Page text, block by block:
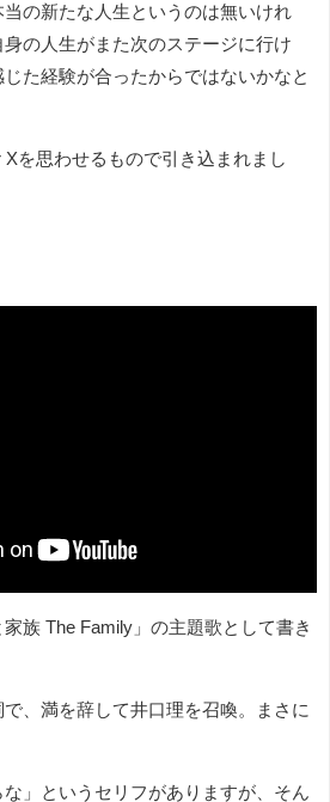
の新たな人生というのは無いけれ
の人生がまた次のステージに行け
た経験が合ったからではないかなと
を思わせるもので引き込まれまし
族 The Family」の主題歌として書き
、満を辞して井口理を召喚。まさに
」というセリフがありますが、そん